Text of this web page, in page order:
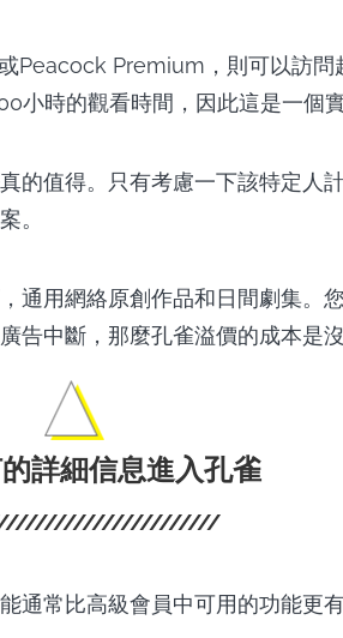
Peacock Premium，則可以訪問
小時的觀看時間，因此這是一個
的值得。只有考慮一下該特定人
。
通用網絡原創作品和日間劇集。
告中斷，那麼孔雀溢價的成本是沒
詳細信息進入孔雀
通常比高級會員中可用的功能更